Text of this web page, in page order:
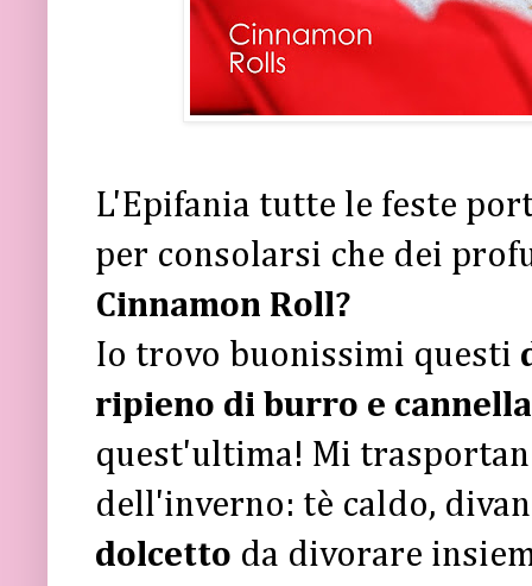
L'Epifania tutte le feste
per consolarsi che dei
Cinnamon Roll?
Io trovo buonissimi questi
ripieno di burro e cannella
quest'ultima! Mi
dell'inverno: tè caldo,
dolcetto da divorare